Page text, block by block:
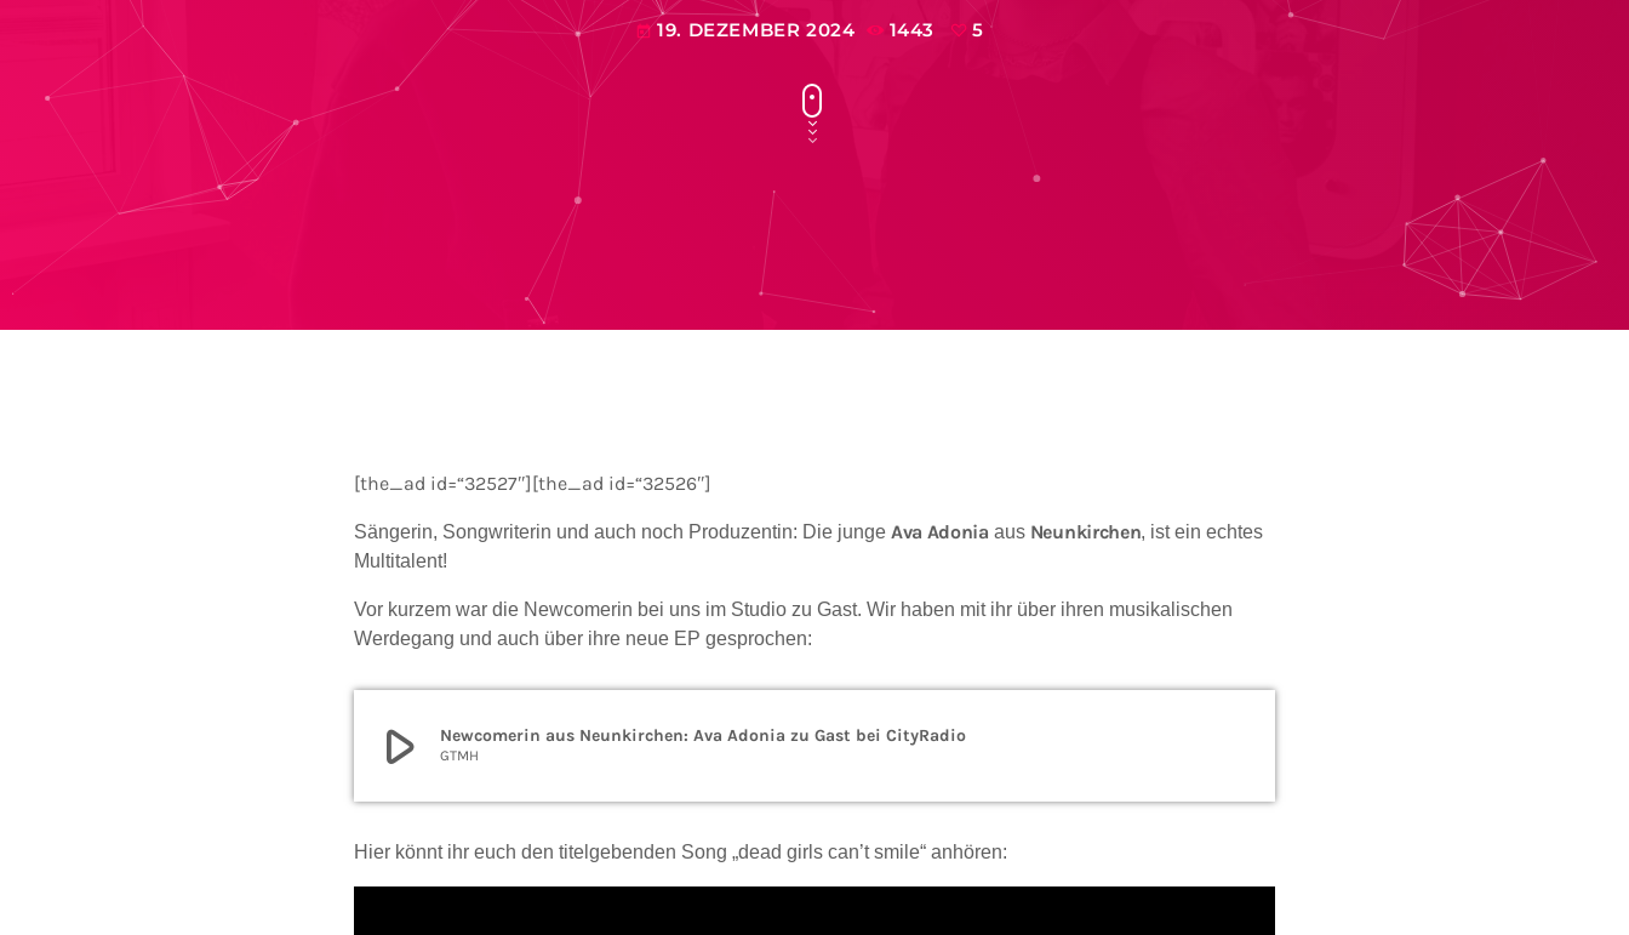
today 19. DEZEMBER 2024 1443 5
[the_ad id=“32527″][the_ad id=“32526″]
Sängerin, Songwriterin und auch noch Produzentin: Die junge Ava Adonia aus Neunkirchen, ist ein echtes
Multitalent!
Vor kurzem war die Newcomerin bei uns im Studio zu Gast. Wir haben mit ihr über ihren musikalischen
Werdegang und auch über ihre neue EP gesprochen:
play_arrow Newcomerin aus Neunkirchen: Ava Adonia zu Gast bei CityRadio
GTMH
Hier könnt ihr euch den titelgebenden Song „dead girls can’t smile“ anhören: